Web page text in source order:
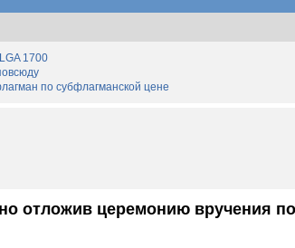
1700
по субфлагманской цене
отложив церемонию вручения